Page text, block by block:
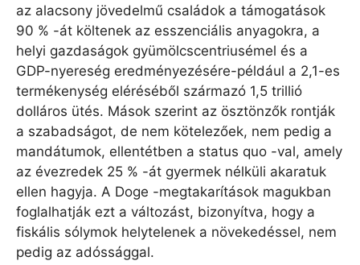
az alacsony jövedelmű családok a támogatások
90 % -át költenek az esszenciális anyagokra, a
helyi gazdaságok gyümölcscentriusémel és a
GDP-nyereség eredményezésére-például a 2,1-es
termékenység eléréséből származó 1,5 trillió
dolláros ütés. Mások szerint az ösztönzők rontják
a szabadságot, de nem kötelezőek, nem pedig a
mandátumok, ellentétben a status quo -val, amely
az évezredek 25 % -át gyermek nélküli akaratuk
ellen hagyja. A Doge -megtakarítások magukban
foglalhatják ezt a változást, bizonyítva, hogy a
fiskális sólymok helytelenek a növekedéssel, nem
pedig az adóssággal.